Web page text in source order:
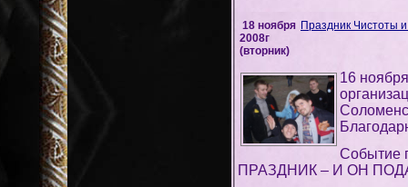
18 ноября
2008г
(вторник)
Праздник Чистоты
16
Событие
ПРАЗДНИК – И ОН